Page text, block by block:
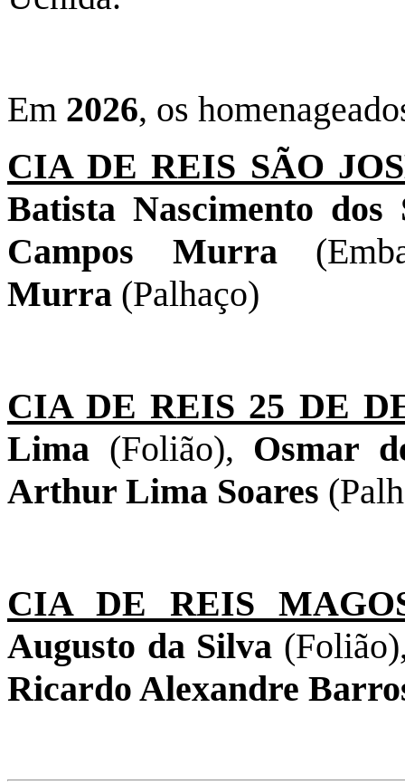
Em 2026, os
CIA DE REIS SÃO
Batista Nascimento
Campos Murra
Murra (Palhaço)
CIA DE REIS 25 DE
Lima (Folião), Osmar
Arthur Lima Soares
CIA DE REIS
Augusto da Silva
Ricardo Alexandre